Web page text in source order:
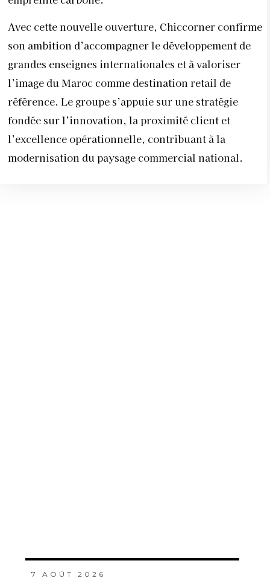
Avec cette nouvelle ouverture, Chiccorner confirme
son ambition d’accompagner le développement de
grandes enseignes internationales et à valoriser
l’image du Maroc comme destination retail de
référence. Le groupe s’appuie sur une stratégie
fondée sur l’innovation, la proximité client et
l’excellence opérationnelle, contribuant à la
modernisation du paysage commercial national.
7 AOÛT 2026